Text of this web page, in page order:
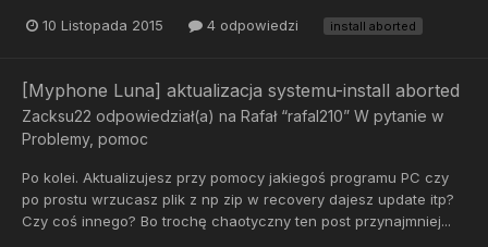
10 Listopada 2015 4 odpowiedzi install aborted
[Myphone Luna] aktualizacja systemu-install aborted
Zacksu22 odpowiedział(a) na Rafał “rafal210” W pytanie w
Problemy, pomoc
Po kolei. Aktualizujesz przy pomocy jakiegoś programu PC czy
po prostu wrzucasz plik z np zip w recovery dajesz update itp?
Czy coś innego? Bo trochę chaotyczny ten post przynajmniej...